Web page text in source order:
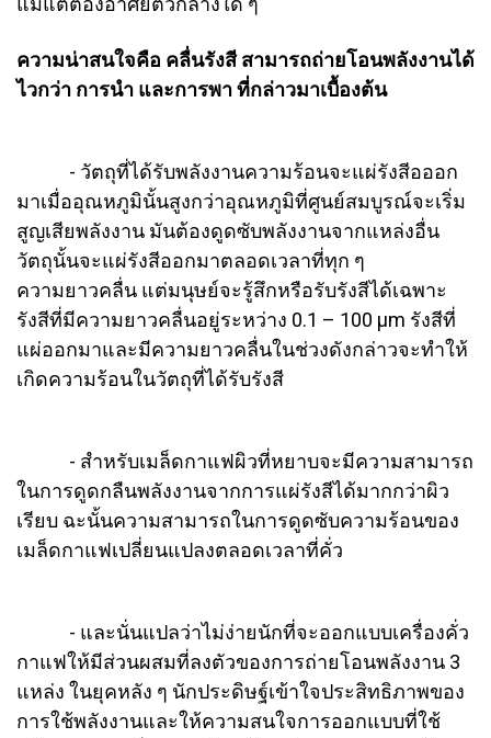
ความน่าสนใจคือ คลื่นรังสี สามารถถ่ายโอนพลังงานได้
ไวกว่า การนำ และการพา ที่กล่าวมาเบื้องต้น
- วัตถุที่ได้รับพลังงานความร้อนจะแผ่รังสีอออก
มาเมื่ออุณหภูมินั้นสูงกว่าอุณหภูมิที่ศูนย์สมบูรณ์จะเริ่ม
สูญเสียพลังงาน มันต้องดูดซับพลังงานจากแหล่งอื่น
วัตถุนั้นจะแผ่รังสีออกมาตลอดเวลาที่ทุก ๆ
ความยาวคลื่น แต่มนุษย์จะรู้สึกหรือรับรังสีได้เฉพาะ
รังสีที่มีความยาวคลื่นอยู่ระหว่าง 0.1 – 100 µm รังสีที่
แผ่ออกมาและมีความยาวคลื่นในช่วงดังกล่าวจะทำให้
เกิดความร้อนในวัตถุที่ได้รับรังสี
- สำหรับเมล็ดกาแฟผิวที่หยาบจะมีความสามารถ
ในการดูดกลืนพลังงานจากการแผ่รังสีได้มากกว่าผิว
เรียบ ฉะนั้นความสามารถในการดูดซับความร้อนของ
เมล็ดกาแฟเปลี่ยนแปลงตลอดเวลาที่คั่ว
- และนั่นแปลว่าไม่ง่ายนักที่จะออกแบบเครื่องคั่ว
กาแฟให้มีส่วนผสมที่ลงตัวของการถ่ายโอนพลังงาน 3
แหล่ง ในยุคหลัง ๆ นักประดิษฐ์เข้าใจประสิทธิภาพของ
การใช้พลังงานและให้ความสนใจการออกแบบที่ใช้